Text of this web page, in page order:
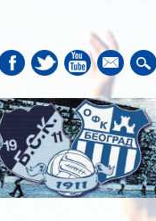
mail